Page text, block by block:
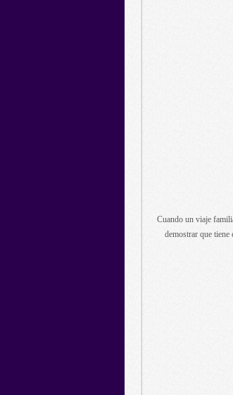
Cuando un viaje
demostrar que